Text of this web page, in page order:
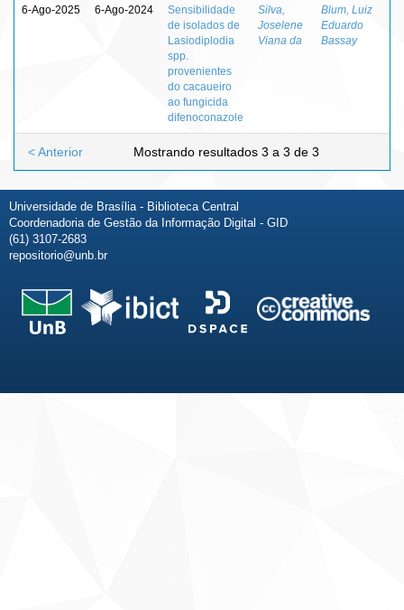
6-Ago-2025 6-Ago-2024
Sensibilidade
de isolados de
Lasiodiplodia
spp.
provenientes
do cacaueiro
ao fungicida
difenoconazole
Silva,
Joselene
Viana da
Blum, Luiz
Eduardo
Bassay
Mostrando resultados 3 a 3 de 3
< Anterior
Universidade de Brasília - Biblioteca Central
Coordenadoria de Gestão da Informação Digital - GID
(61) 3107-2683
repositorio@unb.br